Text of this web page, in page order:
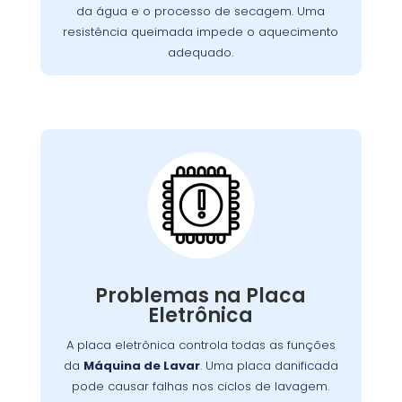
da água e o processo de secagem. Uma
resistência queimada impede o aquecimento
adequado.
a máquina pode não aquecer adequadamente
resultando em ciclos de lavagem ineficazes.
Problemas na Placa
Eletrônica
A placa eletrônica controla todas as funções
da Máquina de Lavar. Uma placa danificada
pode causar falhas nos ciclos de lavagem.
Placa Eletrônica
Queimada:
placa eletrônica queimada em uma
máquina de lavar
pode causar diversos
problemas, como a incapacidade de iniciar
irregular dos programas. A placa eletrônica é o
“cérebro” do eletrodoméstico, controlando
um curto-circuito ou sobrecarga, a placa pode
queimar, necessitando de reparo ou
substituição.